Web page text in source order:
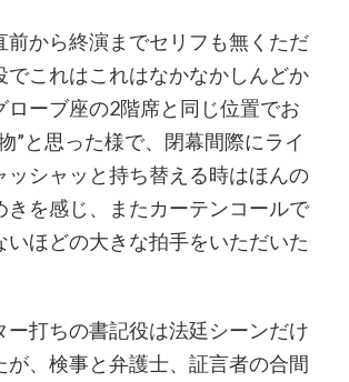
前から終演までセリフも無くただ
でこれはこれはなかなかしんどか
ローブ座の2階席と同じ位置でお
”と思った様で、閉幕間際にライ
ッシャッと持ち替える時はほんの
きを感じ、またカーテンコールで
いほどの大きな拍手をいただいた
ー打ちの書記役は法廷シーンだけ
が、検事と弁護士、証言者の合間